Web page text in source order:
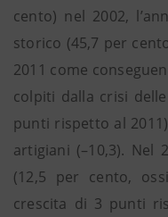
cento) nel 2002,
storico (45,7 per
2011 come
colpiti dalla crisi
punti rispetto al
artigiani (–10,3). Nel
(12,5 per cento,
crescita di 3 punti